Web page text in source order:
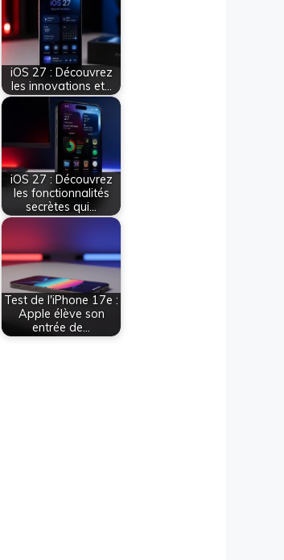
iOS 27 : Découvrez
les innovations et…
iOS 27 : Découvrez
les fonctionnalités
secrètes qui…
Test de l'iPhone 17e :
Apple élève son
entrée de…